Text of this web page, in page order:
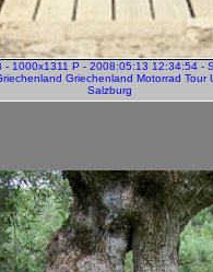
- 1000x1311 P - 2008:05:13 12:34:54 -
Griechenland Motorrad Tour
Salzburg